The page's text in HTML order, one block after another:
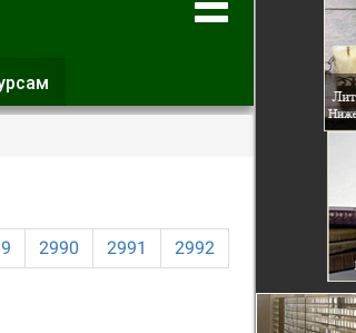
вкладка)
2990 2991
2992